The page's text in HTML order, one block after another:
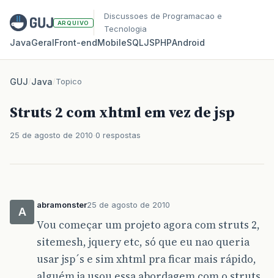
ARQUIVO
Discussoes de Programacao e
Tecnologia
JavaGeralFront‑endMobileSQLJSPHPAndroid
GUJ/Java/Topico
Struts 2 com xhtml em vez de jsp
25 de agosto de 2010 0 respostas
A
abramonster25 de agosto de 2010
Vou começar um projeto agora com struts 2,
sitemesh, jquery etc, só que eu nao queria
usar jsp´s e sim xhtml pra ficar mais rápido,